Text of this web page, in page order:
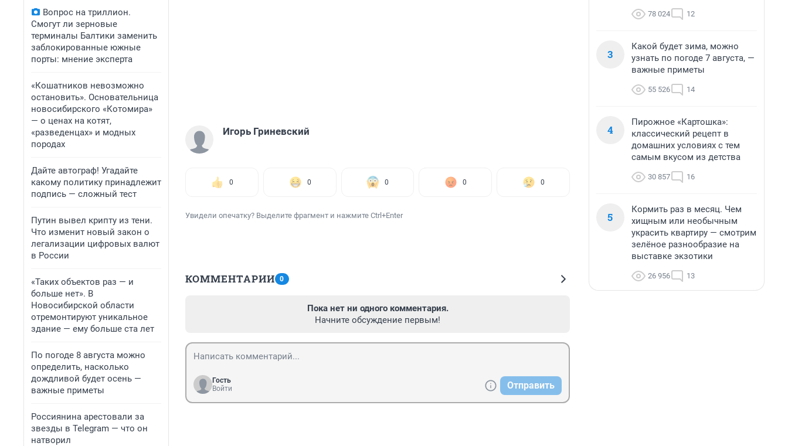
Вопрос на триллион.
Смогут ли зерновые
терминалы Балтики заменить
заблокированные южные
порты: мнение эксперта
«Кошатников невозможно
остановить». Основательница
новосибирского «Котомира»
— о ценах на котят,
«разведенцах» и модных
породах
Дайте автограф! Угадайте
какому политику принадлежит
подпись — сложный тест
Путин вывел крипту из тени.
Что изменит новый закон о
легализации цифровых валют
в России
«Таких объектов раз — и
больше нет». В
Новосибирской области
отремонтируют уникальное
здание — ему больше ста лет
По погоде 8 августа можно
определить, насколько
дождливой будет осень —
важные приметы
Россиянина арестовали за
звезды в Telegram — что он
натворил
Игорь Гриневский
0 0 0 0 0
Увидели опечатку? Выделите фрагмент и нажмите Ctrl+Enter
КОММЕНТАРИИ 0
Пока нет ни одного комментария.
Начните обсуждение первым!
Гость
Войти
Отправить
78 024 12
3
Какой будет зима, можно
узнать по погоде 7 августа, —
важные приметы
55 526 14
4
Пирожное «Картошка»:
классический рецепт в
домашних условиях с тем
самым вкусом из детства
30 857 16
5
Кормить раз в месяц. Чем
хищным или необычным
украсить квартиру — смотрим
зелёное разнообразие на
выставке экзотики
26 956 13